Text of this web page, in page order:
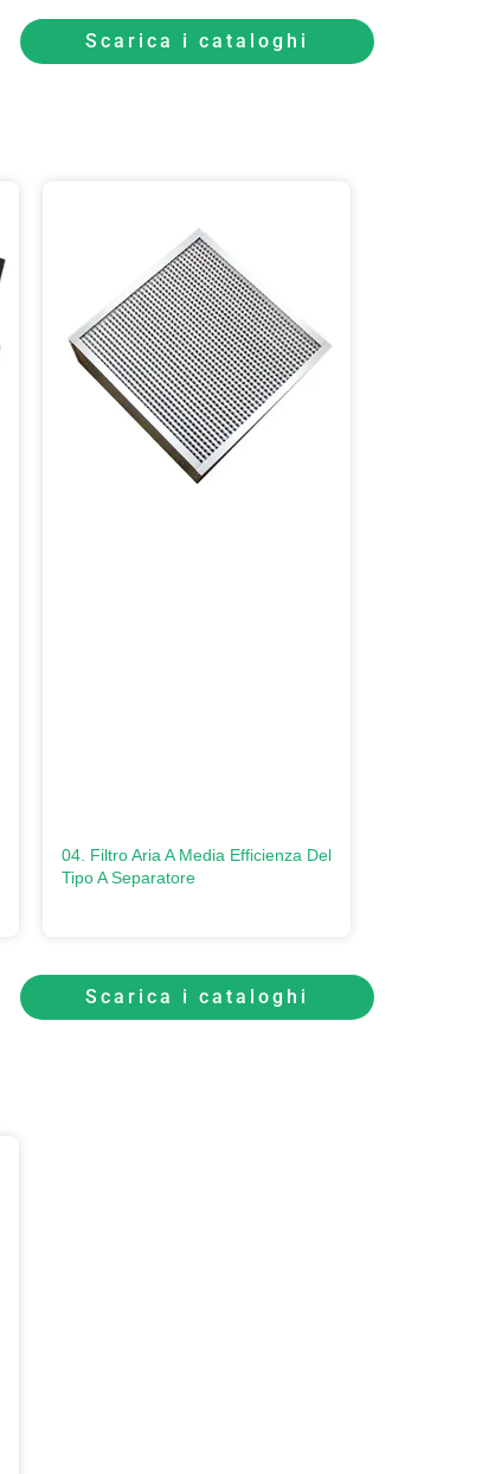
Scarica i cataloghi
04. Filtro Aria A Media Efficienza Del
Tipo A Separatore
Scarica i cataloghi